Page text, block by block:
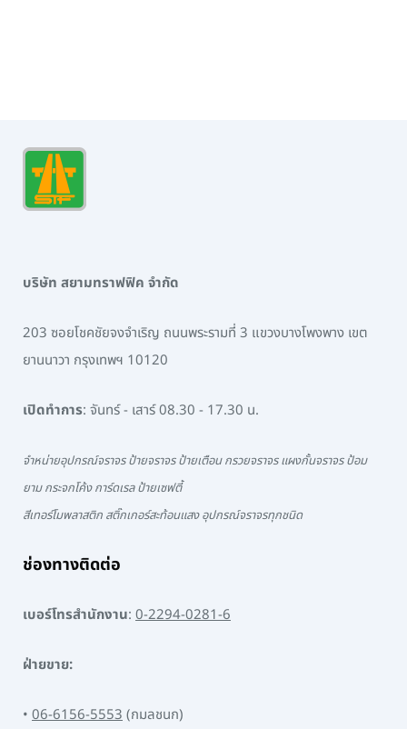
บริษัท สยามทราฟฟิค จำกัด
203 ซอยโชคชัยจงจำเริญ ถนนพระรามที่ 3 แขวงบางโพงพาง เขต
ยานนาวา กรุงเทพฯ 10120
เปิดทำการ: จันทร์ - เสาร์ 08.30 - 17.30 น.
จำหน่ายอุปกรณ์จราจร ป้ายจราจร ป้ายเตือน กรวยจราจร แผงกั้นจราจร ป้อม
ยาม กระจกโค้ง การ์ดเรล ป้ายเซฟตี้
สีเทอร์โมพลาสติก สติ๊กเกอร์สะท้อนแสง อุปกรณ์จราจรทุกชนิด
ช่องทางติดต่อ
เบอร์โทรสำนักงาน: 0-2294-0281-6
ฝ่ายขาย:
• 06-6156-5553(กมลชนก)